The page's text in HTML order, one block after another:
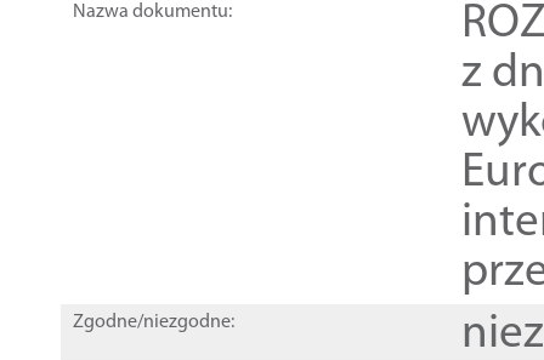
Nazwa dokumentu:
z
Zgodne/niezgodne: